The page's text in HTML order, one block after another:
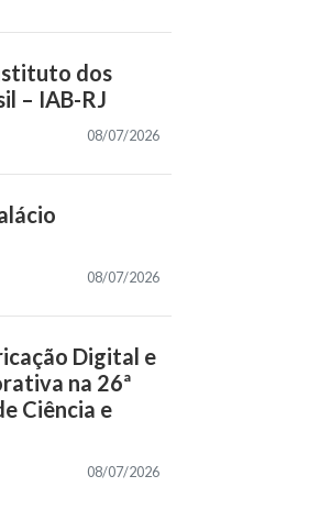
dos
– IAB-RJ
08/07/2026
08/07/2026
Digital e
na 26ª
Ciência e
08/07/2026